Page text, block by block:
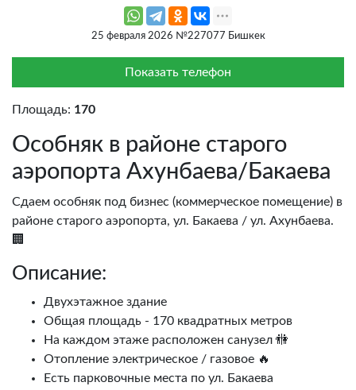
25 февраля 2026 №227077 Бишкек
Показать телефон
Площадь: 170
Особняк в районе старого
аэропорта Ахунбаева/Бакаева
Сдаем особняк под бизнес (коммерческое помещение) в
районе старого аэропорта, ул. Бакаева / ул. Ахунбаева.
🏢
Описание:
Двухэтажное здание
Общая площадь - 170 квадратных метров
На каждом этаже расположен санузел 🚻
Отопление электрическое / газовое 🔥
Есть парковочные места по ул. Бакаева